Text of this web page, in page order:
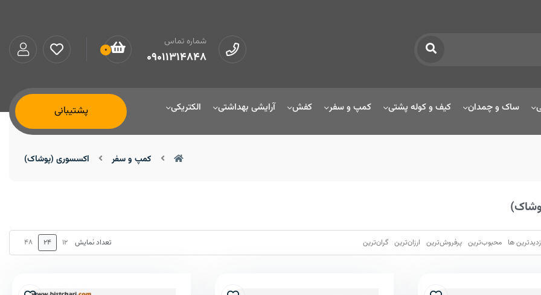
شماره تماس
09011314848
0
ساک و چمدان کیف و کوله پشتی کمپ و سفر کفش آرایشی بهداشتی الکتریکی پشتیبانی
کمپ و سفر اکسسوری (پوشاک)
ها محبوب‌‌ترین پرفروش‌ترین ارزان‌ترین گران‌ترین تعداد نمایش 12
24
48